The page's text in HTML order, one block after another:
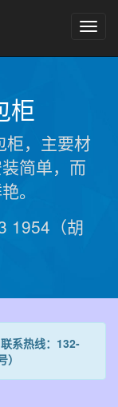
塑
更
柜
柜
柜，主要材
简单，而
。
1954（胡
系热线：132-